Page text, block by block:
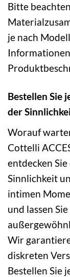
Bitte
je nach
Bestellen Sie
der
Worauf
Cottelli
entdecken
Sinnlichkeit
intimen
und lassen
Wir
diskreten
Bestellen Sie